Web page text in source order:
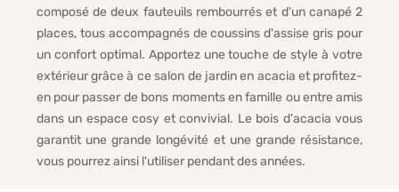
composé de deux fauteuils rembourrés et d'un canapé 2
places, tous accompagnés de coussins d'assise gris pour
un confort optimal. Apportez une touche de style à votre
extérieur grâce à ce salon de jardin en acacia et profitez-
en pour passer de bons moments en famille ou entre amis
dans un espace cosy et convivial. Le bois d'acacia vous
garantit une grande longévité et une grande résistance,
vous pourrez ainsi l'utiliser pendant des années.